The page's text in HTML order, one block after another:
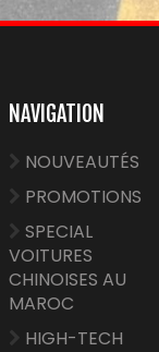
NAVIGATION
NOUVEAUTÉS
PROMOTIONS
SPECIAL
VOITURES
CHINOISES AU
MAROC
HIGH-TECH